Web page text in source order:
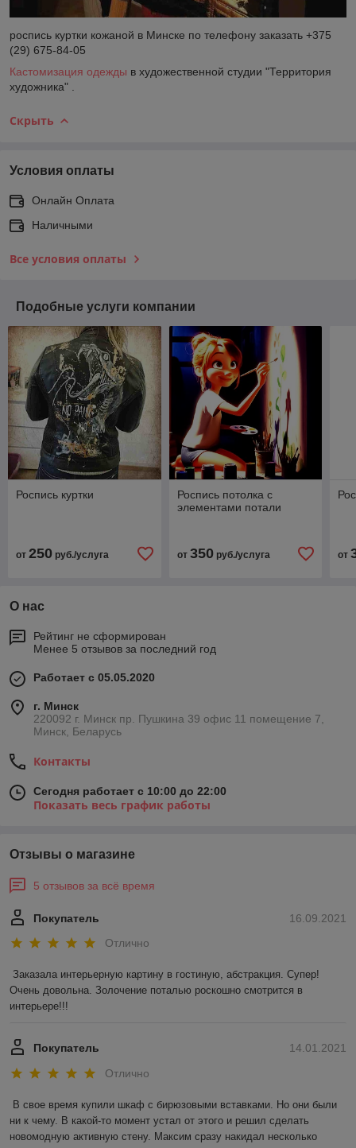
роспись куртки кожаной в Минске по телефону заказать +375
(29) 675-84-05
Кастомизация одежды в художественной студии "Территория
художника" .
Скрыть
Условия оплаты
Онлайн Оплата
Наличными
Все условия оплаты
Подобные услуги компании
Роспись куртки
от 250 руб./услуга
Роспись потолка с
элементами потали
от 350руб./услуга от
О нас
Рейтинг не сформирован
Менее 5 отзывов за последний год
Работает с 05.05.2020
г. Минск
220092 г. Минск пр. Пушкина 39 офис 11 помещение 7,
Минск, Беларусь
Контакты
Сегодня работает с 10:00 до 22:00
Показать весь график работы
Отзывы о магазине
5 отзывов за всё время
16.09.2021
Покупатель
Отлично
Заказала интерьерную картину в гостиную, абстракция. Супер!
Очень довольна. Золочение поталью роскошно смотрится в
интерьере!!!
14.01.2021
Покупатель
Отлично
В свое время купили шкаф с бирюзовыми вставками. Но они были
ни к чему. В какой-то момент устал от этого и решил сделать
новомодную активную стену. Максим сразу накидал несколько